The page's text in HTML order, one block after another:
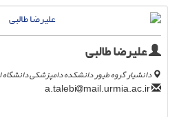
علیرضا طالبی
دانشیار گروه طیور دانشکده دامپزشکی دانشگاه
mail.urmia.ac.ir